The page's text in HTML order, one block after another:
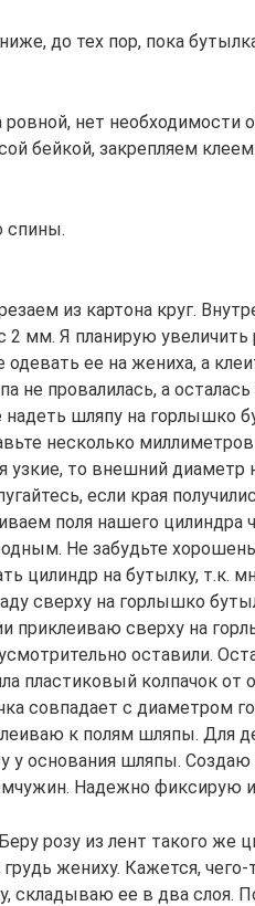
до тех пор, пока
нет необходимости
бейкой, закрепляем
спины.
из картона круг.
мм. Я планирую увеличить
ее на жениха, а
не провалилась, а
шляпу на горлышко
несколько
узкие, то внешний
если края
поля нашего цилиндра
Не забудьте
цилиндр на бутылку, т.к.
сверху на горлышко
приклеиваю сверху на
оставили.
пластиковый колпачок от
совпадает с диаметром
к полям шляпы. Для
у основания шляпы.
Надежно фиксирую
розу из лент такого же
жениху. Кажется,
складываю ее в два слоя.